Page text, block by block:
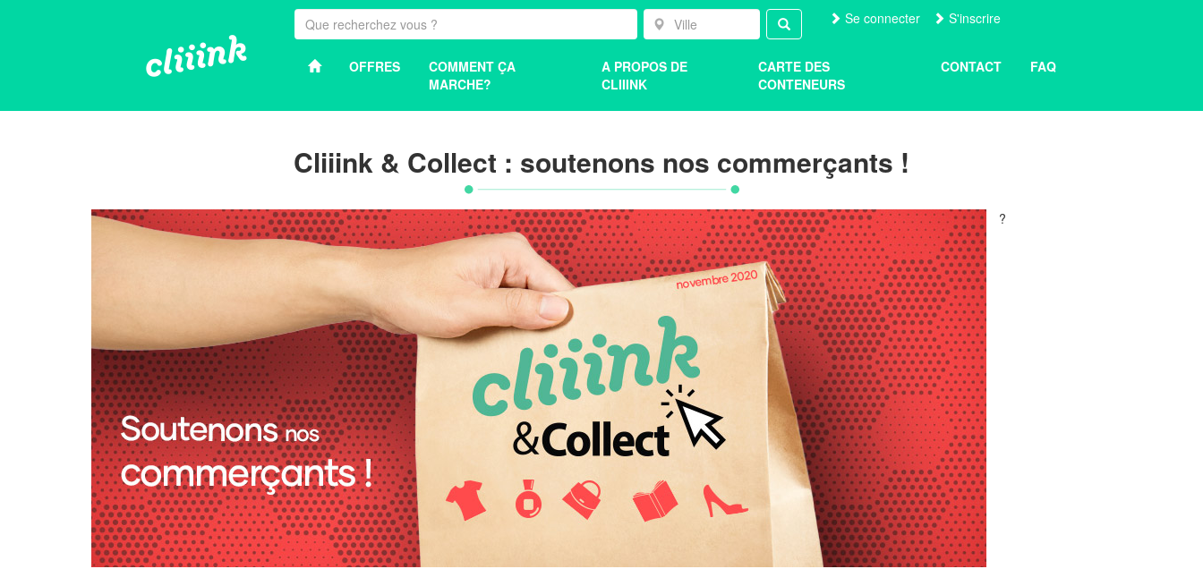
Se connecter S'inscrire
OFFRES
COMMENT ÇA
MARCHE?
A PROPOS DE
CLIIINK
CARTE DES
CONTENEURS
CONTACT FAQ
Cliiink & Collect : soutenons nos commerçants !
?